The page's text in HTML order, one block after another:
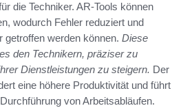
die Techniker. AR-Tools können
wodurch Fehler reduziert und
getroffen werden können. Diese
den Technikern, präziser zu
Dienstleistungen zu steigern. Der
eine höhere Produktivität und führt
von Arbeitsabläufen.